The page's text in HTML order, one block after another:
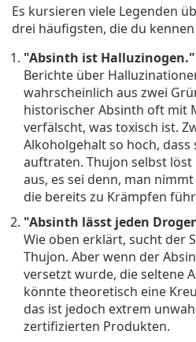
Es kursieren viele Legenden
drei häufigsten, die du
"Absinth ist Halluzinogen."
Berichte über
wahrscheinlich aus zwei
historischer Absinth oft mit
verfälscht, was toxisch ist.
Alkoholgehalt so hoch,
auftraten. Thujon selbst
aus, es sei denn, man
die bereits zu Krämpfen
"Absinth lässt jeden
Wie oben erklärt, sucht der
Thujon. Aber wenn der
versetzt wurde, die seltene
könnte theoretisch eine
das ist jedoch extrem
zertifizierten Produkten.